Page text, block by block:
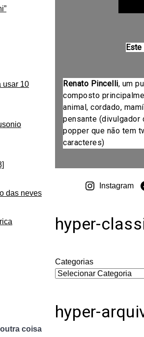
usar 10
das neves
coisa
Renato Pincelli, um
composto
animal, cordado,
pensante
popper que não tem
caracteres)
Instagram
hyper-
Categorias
hyper-